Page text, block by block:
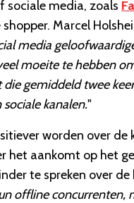
sociale media, zoals
Marcel
media
moeite te hebben
die gemiddeld twee
kanalen."
worden over de
het aankomt op het
te spreken over de
offline concurrenten,